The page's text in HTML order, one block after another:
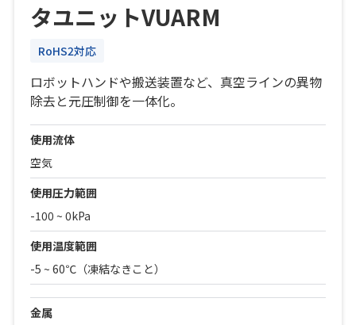
タユニットVUARM
RoHS2対応
ロボットハンドや搬送装置など、真空ラインの異物
除去と元圧制御を一体化。
使用流体
空気
使用圧力範囲
-100 ~ 0kPa
使用温度範囲
-5 ~ 60℃（凍結なきこと）
金属